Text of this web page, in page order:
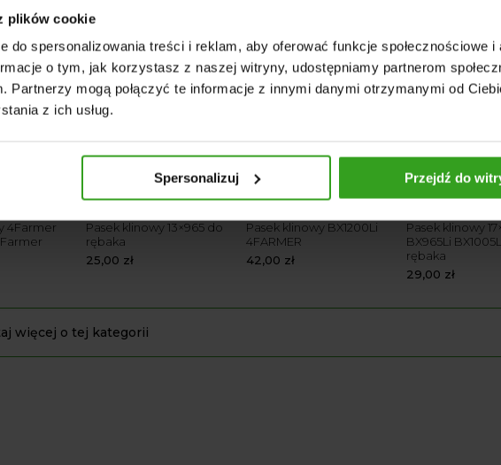
plików cookie
do spersonalizowania treści i reklam, aby oferować funkcje społecznościowe i
o tym, jak korzystasz z naszej witryny, udostępniamy partnerom
Partnerzy mogą połączyć te informacje z innymi danymi otrzymanymi od
z ich usług.
Spersonalizuj Przejdź do
29,00
4Farmer
Pasek klinowy 13×965 do
rębaka
25,00 zł
Pasek klinowy BX1200Li
4FARMER
42,00 zł
Pasek klinowy
BX965Li
rębaka
29,00 zł
więcej o tej kategorii